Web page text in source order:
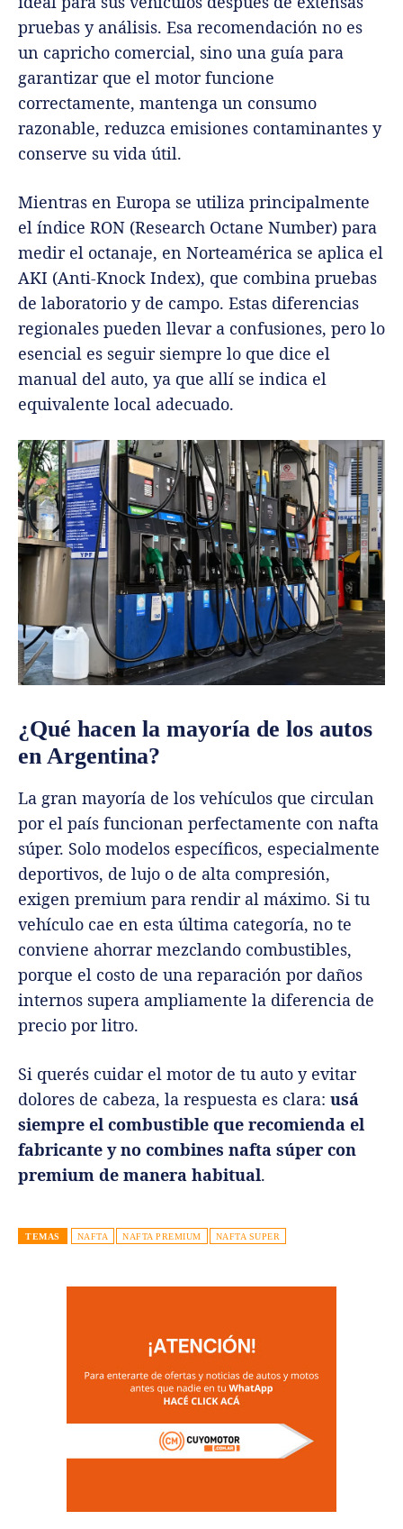
pruebas y análisis. Esa recomendación no es
un capricho comercial, sino una guía para
garantizar que el motor funcione
correctamente, mantenga un consumo
razonable, reduzca emisiones contaminantes y
conserve su vida útil.
Mientras en Europa se utiliza principalmente
el índice RON (Research Octane Number) para
medir el octanaje, en Norteamérica se aplica el
AKI (Anti-Knock Index), que combina pruebas
de laboratorio y de campo. Estas diferencias
regionales pueden llevar a confusiones, pero lo
esencial es seguir siempre lo que dice el
manual del auto, ya que allí se indica el
equivalente local adecuado.
¿Qué hacen la mayoría de los autos
en Argentina?
La gran mayoría de los vehículos que circulan
por el país funcionan perfectamente con nafta
súper. Solo modelos específicos, especialmente
deportivos, de lujo o de alta compresión,
exigen premium para rendir al máximo. Si tu
vehículo cae en esta última categoría, no te
conviene ahorrar mezclando combustibles,
porque el costo de una reparación por daños
internos supera ampliamente la diferencia de
precio por litro.
Si querés cuidar el motor de tu auto y evitar
dolores de cabeza, la respuesta es clara: usá
siempre el combustible que recomienda el
fabricante y no combines nafta súper con
premium de manera habitual.
TEMAS NAFTA NAFTA PREMIUM NAFTA SUPER